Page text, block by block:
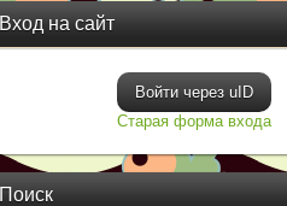
Вход на сайт
Войти через uID
Старая форма входа
Поиск